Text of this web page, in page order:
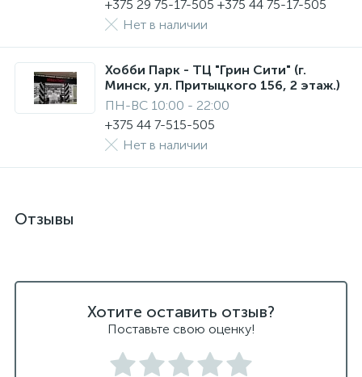
+375 29 75-17-505 +375 44 75-17-505
Нет в наличии
Хобби Парк - ТЦ "Грин Сити" (г.
Минск, ул. Притыцкого 156, 2 этаж.)
ПН-ВС 10:00 - 22:00
+375 44 7-515-505
Нет в наличии
Отзывы
Хотите оставить отзыв?
Поставьте свою оценку!